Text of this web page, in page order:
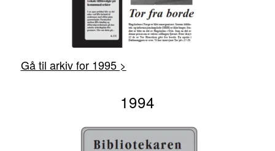
Gå til arkiv for 1995 >
1994